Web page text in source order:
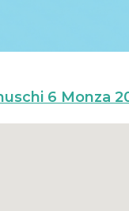
6 Monza